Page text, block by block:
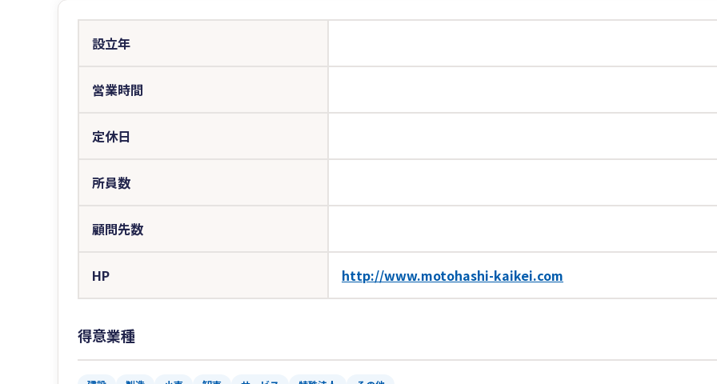
設立年
営業時間
定休日
所員数
顧問先数
HP http://www.motohashi-kaikei.com
得意業種